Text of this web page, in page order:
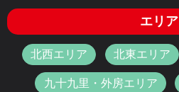
エリア
北西エリア 北東エリア
九十九里・外房エリア